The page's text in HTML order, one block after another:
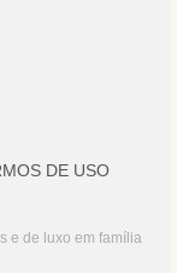
DE USO
e de luxo em família